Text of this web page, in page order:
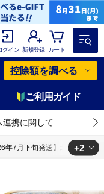
グイン 新規登録 カート
控除額を調べる
ご利用ガイド
連携に関して
年7月下旬発送】北海道産
+2